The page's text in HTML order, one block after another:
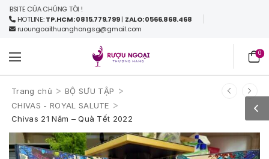
CỦA CHÚNG TÔI !
HOTLINE:TP.HCM: 0815.779.799| ZALO: 0566.868.468
ruoungoaithuonghangsg@gmail.com
0
Trang chủ > BỘ SƯU TẬP >
CHIVAS - ROYAL SALUTE >
Chivas 21 Năm – Quà Tết 2022